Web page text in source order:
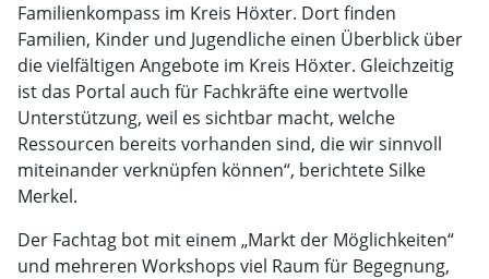
Familienkompass im Kreis Höxter. Dort finden
Familien, Kinder und Jugendliche einen Überblick über
die vielfältigen Angebote im Kreis Höxter. Gleichzeitig
ist das Portal auch für Fachkräfte eine wertvolle
Unterstützung, weil es sichtbar macht, welche
Ressourcen bereits vorhanden sind, die wir sinnvoll
miteinander verknüpfen können“, berichtete Silke
Merkel.
Der Fachtag bot mit einem „Markt der Möglichkeiten“
und mehreren Workshops viel Raum für Begegnung,